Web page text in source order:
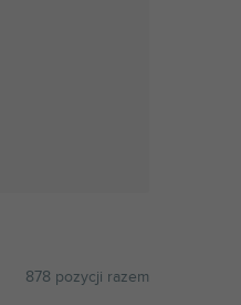
878 pozycji razem